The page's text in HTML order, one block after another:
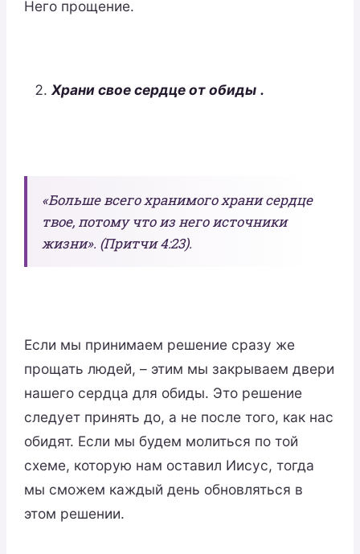
Него прощение.
Храни свое сердце от обиды .
«Больше всего хранимого храни сердце
твое, потому что из него источники
жизни». (Притчи 4:23).
Если мы принимаем решение сразу же
прощать людей, – этим мы закрываем двери
нашего сердца для обиды. Это решение
следует принять до, а не после того, как нас
обидят. Если мы будем молиться по той
схеме, которую нам оставил Иисус, тогда
мы сможем каждый день обновляться в
этом решении.